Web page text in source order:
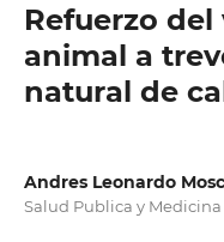
Refuerzo
animal a
natural de
Andres Leonardo
Salud Publica y